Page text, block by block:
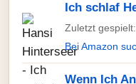
Ich schlaf
Zuletzt
Bei Amazon
Wenn Ich